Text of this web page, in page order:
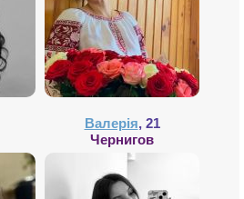
Валерія, 21
Чернигов